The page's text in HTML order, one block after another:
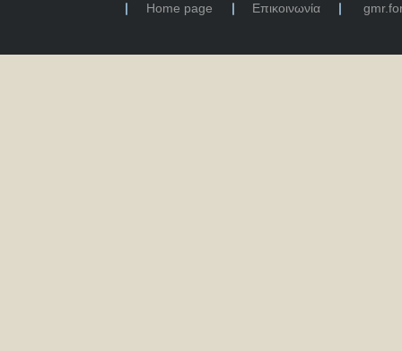
Home page Επικοινωνία